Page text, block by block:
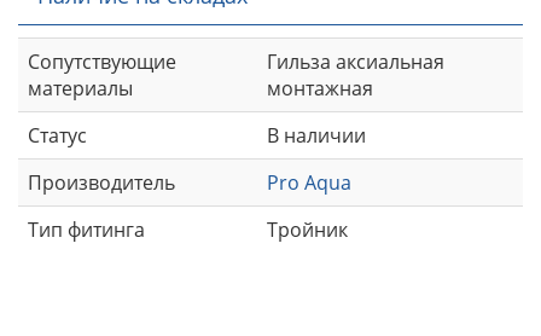
Сопутствующие
материалы
Гильза аксиальная
монтажная
Статус
В наличии
Производитель
Pro Aqua
Тип фитинга
Тройник